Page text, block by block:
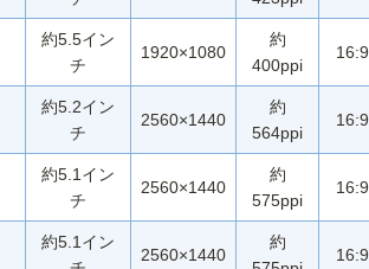
約5.5イン
チ
1920×1080
約
400ppi
16:9
約5.2イン
チ
2560×1440
約
564ppi
16:9
約5.1イン
チ
2560×1440
約
575ppi
16:9
約5.1イン
2560×1440
約
16:9